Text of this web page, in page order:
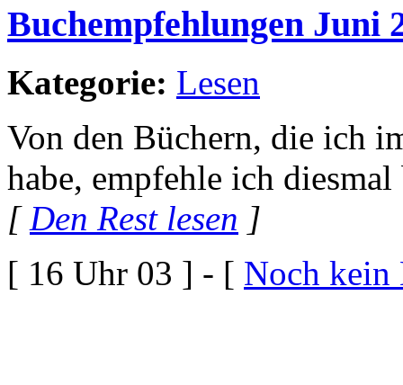
Buchempfehlungen Juni
Kategorie: Lesen
Von den Büchern, die ich
habe, empfehle ich diesmal
[Den Rest lesen ]
[ 16 Uhr 03 ] - [ Noch kein